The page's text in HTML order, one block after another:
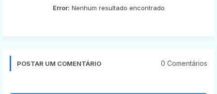
Error: Nenhum resultado encontrado
POSTAR UM COMENTÁRIO 0 Comentários